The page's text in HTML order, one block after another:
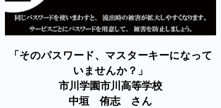
「そのパスワード、マスターキーになって
いませんか？」
市川学園市川高等学校
中垣 侑志 さん